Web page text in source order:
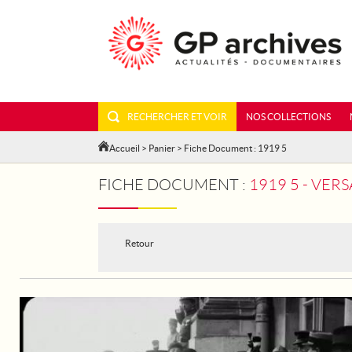
RECHERCHER ET VOIR NOS COLLECTIONS
Accueil > Panier > Fiche Document : 1919 5
FICHE DOCUMENT : 1919 5 -
Retour